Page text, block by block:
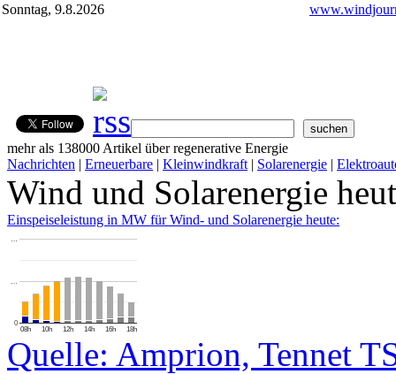
Sonntag, 9.8.2026
mehr als 138000 Artikel über regenerative Energie
Nachrichten | Erneuerbare | Kleinwindkraft | Solarenergie |
Wind und Solarenergie
Einspeiseleistung in MW für Wind- und Solarenergie heute:
08h 10h 12h 14h 16h 18h
0
…
…
Quelle: Amprion, Tennet